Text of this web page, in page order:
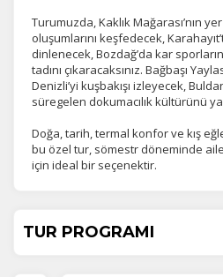
Turumuzda, Kaklık Mağarası’nın
oluşumlarını keşfedecek,
dinlenecek, Bozdağ’da kar
tadını çıkaracaksınız. Bağbaşı
Denizli’yi kuşbakışı izleyecek,
süregelen dokumacılık kültürünü
Doğa, tarih, termal konfor ve kış
bu özel tur, sömestr döneminde
için ideal bir seçenektir.
TUR PROGRAMI